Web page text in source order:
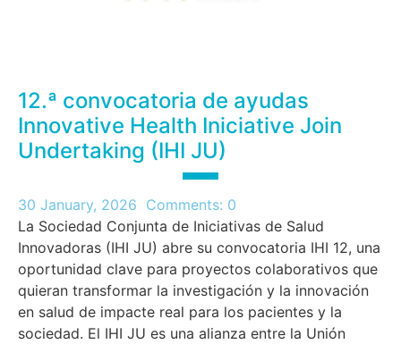
12.ª convocatoria de ayudas
Innovative Health Iniciative Join
Undertaking (IHI JU)
30 January, 2026 Comments: 0
La Sociedad Conjunta de Iniciativas de Salud
Innovadoras (IHI JU) abre su convocatoria IHI 12, una
oportunidad clave para proyectos colaborativos que
quieran transformar la investigación y la innovación
en salud de impacte real para los pacientes y la
sociedad. El IHI JU es una alianza entre la Unión